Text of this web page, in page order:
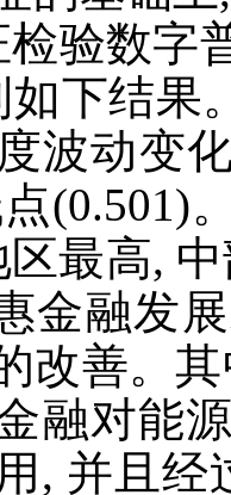
验数字
下结果
波动变
(0.501)
最高,
金融发
改善。
融对能
, 并且